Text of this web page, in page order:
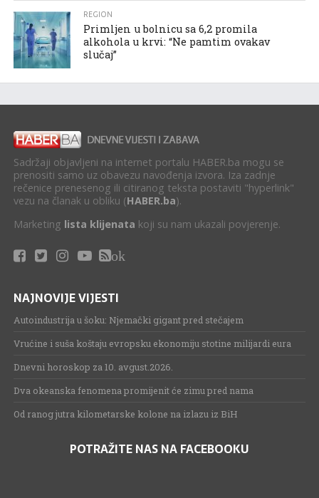
REGION
Primljen u bolnicu sa 6,2 promila
alkohola u krvi: “Ne pamtim ovakav
slučaj”
Sadržaji objavljeni na internet portalu HABER.ba mogu se
prenositi samo uz obavezu navođenja izvora. Iza zadnje
rečenice prenesenog ili citiranog teksta postaviti "hyperlink"
vezu na članak u obliku (HABER.ba).
Marketing lista klijenata koji su nam ukazali povjerenje.
ok
NAJNOVIJE VIJESTI
Autoindustrija u šoku: Njemački gigant pred stečajem
Vrućine i suša koštaju evropsku ekonomiju stotine milijardi eura
Dnevni horoskop za 10. avgust.2026.
Dva okeanska fenomena promijenit će zimu pred nama
Od ranog jutra kilometarske kolone na izlazu iz BiH
POTRAŽITE NAS NA FACEBOOKU